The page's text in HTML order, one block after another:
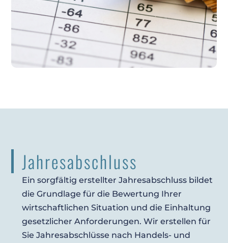
Jahresabschluss
Ein sorgfältig erstellter Jahresabschluss bildet
die Grundlage für die Bewertung Ihrer
wirtschaftlichen Situation und die Einhaltung
gesetzlicher Anforderungen. Wir erstellen für
Sie Jahresabschlüsse nach Handels- und